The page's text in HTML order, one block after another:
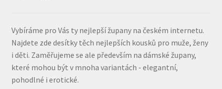
Vybíráme pro Vás ty nejlepší župany na českém internetu.
Najdete zde desítky těch nejlepších kousků pro muže, ženy
i děti. Zaměřujeme se ale především na dámské župany,
které mohou být v mnoha variantách - elegantní,
pohodlné i erotické.